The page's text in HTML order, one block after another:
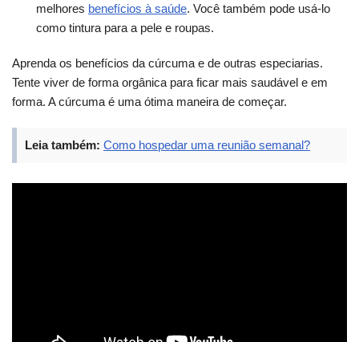
melhores benefícios à saúde. Você também pode usá-lo
como tintura para a pele e roupas.
Aprenda os benefícios da cúrcuma e de outras especiarias.
Tente viver de forma orgânica para ficar mais saudável e em
forma. A cúrcuma é uma ótima maneira de começar.
Leia também: Como hospedar uma reunião semanal?